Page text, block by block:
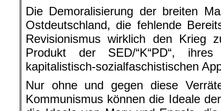
Die Demoralisierung der breiten
Ostdeutschland, die fehlende
Revisionismus wirklich den Krieg
Produkt der SED/“K“PD“, ihres
kapitalistisch-sozialfaschistischen
Nur ohne und gegen diese
Kommunismus können die Ideale